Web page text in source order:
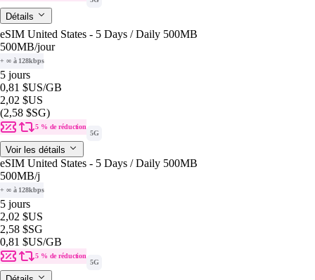
Détails
eSIM United States - 5 Days / Daily 500MB
500MB/jour
+ ∞ à 128kbps
5 jours
0,81 $US/GB
2,02 $US
(2,58 $SG)
5 % de réduction
5G
Voir les détails
eSIM United States - 5 Days / Daily 500MB
500MB/j
+ ∞ à 128kbps
5 jours
2,02 $US
2,58 $SG
0,81 $US/GB
5 % de réduction
5G